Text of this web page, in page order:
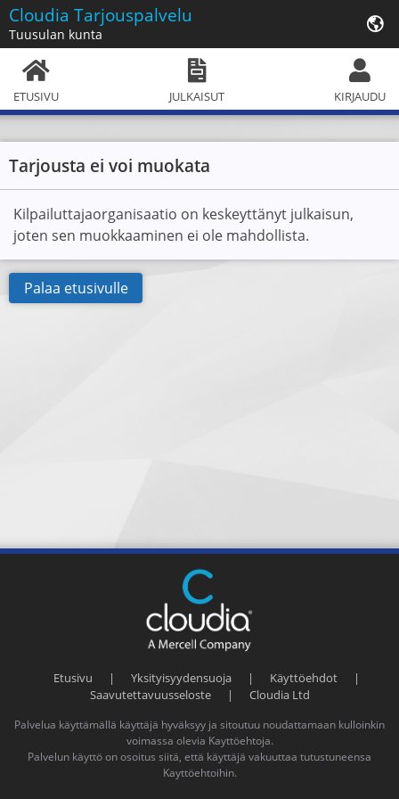
Cloudia Tarjouspalvelu
Tuusulan kunta
ETUSIVU JULKAISUT KIRJAUDU
Tarjousta ei voi muokata
Kilpailuttajaorganisaatio on keskeyttänyt julkaisun,
joten sen muokkaaminen ei ole mahdollista.
Palaa etusivulle
Etusivu | Yksityisyydensuoja | Käyttöehdot
|
Saavutettavuusseloste
| Cloudia Ltd
Palvelua käyttämällä käyttäjä hyväksyy ja sitoutuu noudattamaan kulloinkin
voimassa olevia Kayttöehtoja.
Palvelun käyttö on osoitus siitä, että käyttäjä vakuuttaa tutustuneensa
Kayttöehtoihin.